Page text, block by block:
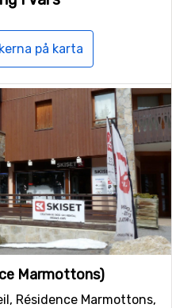
på karta
Marmottons)
Résidence Marmottons,